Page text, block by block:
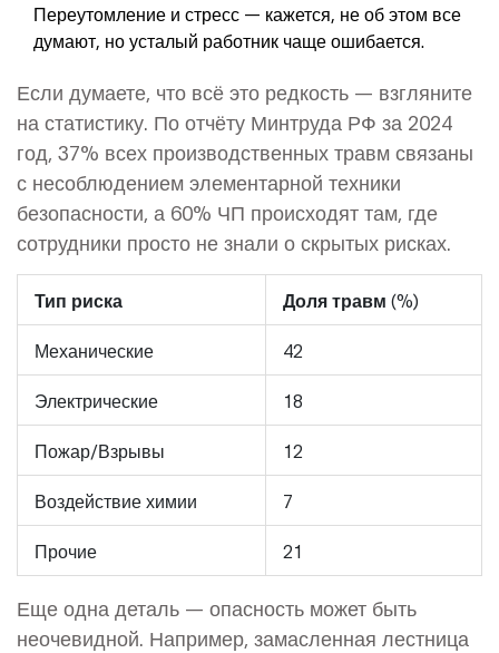
Переутомление и стресс — кажется, не об этом все
думают, но усталый работник чаще ошибается.
Если думаете, что всё это редкость — взгляните
на статистику. По отчёту Минтруда РФ за 2024
год, 37% всех производственных травм связаны
с несоблюдением элементарной техники
безопасности, а 60% ЧП происходят там, где
сотрудники просто не знали о скрытых рисках.
Тип риска Доля травм (%)
Механические 42
Электрические 18
Пожар/Взрывы 12
Воздействие химии 7
Прочие 21
Еще одна деталь — опасность может быть
неочевидной. Например, замасленная лестница